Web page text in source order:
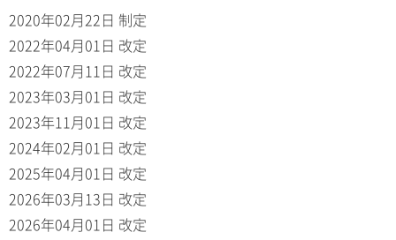
2020年02月22日 制定
2022年04月01日 改定
2022年07月11日 改定
2023年03月01日 改定
2023年11月01日 改定
2024年02月01日 改定
2025年04月01日 改定
2026年03月13日 改定
2026年04月01日 改定